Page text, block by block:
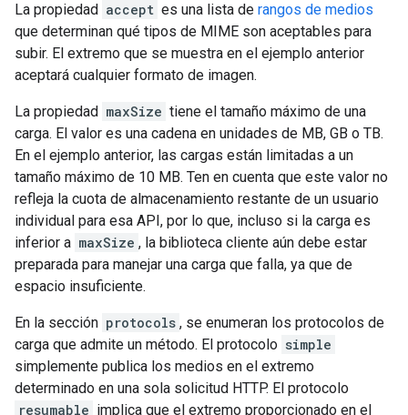
La propiedad accept es una lista de rangos de medios
que determinan qué tipos de MIME son aceptables para
subir. El extremo que se muestra en el ejemplo anterior
aceptará cualquier formato de imagen.
La propiedad maxSize tiene el tamaño máximo de una
carga. El valor es una cadena en unidades de MB, GB o TB.
En el ejemplo anterior, las cargas están limitadas a un
tamaño máximo de 10 MB. Ten en cuenta que este valor no
refleja la cuota de almacenamiento restante de un usuario
individual para esa API, por lo que, incluso si la carga es
inferior a maxSize , la biblioteca cliente aún debe estar
preparada para manejar una carga que falla, ya que de
espacio insuficiente.
En la sección protocols , se enumeran los protocolos de
carga que admite un método. El protocolo simple
simplemente publica los medios en el extremo
determinado en una sola solicitud HTTP. El protocolo
resumable implica que el extremo proporcionado en el